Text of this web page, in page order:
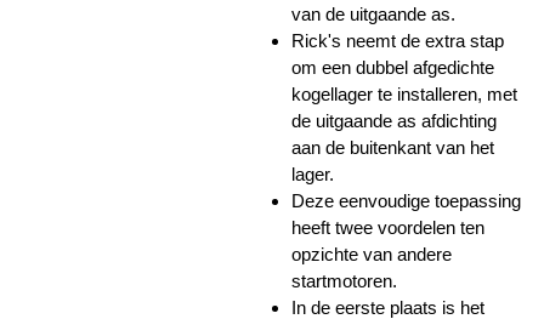
van de uitgaande as.
Rick's neemt de extra stap
om een ​​dubbel afgedichte
kogellager te installeren, met
de uitgaande as afdichting
aan de buitenkant van het
lager.
Deze eenvoudige toepassing
heeft twee voordelen ten
opzichte van andere
startmotoren.
In de eerste plaats is het